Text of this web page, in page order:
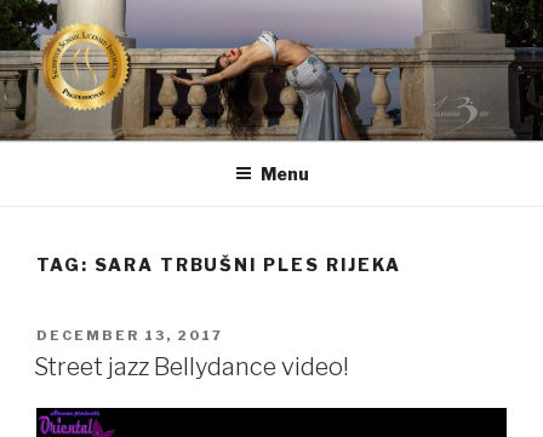
Skip
to
content
TRBUŠNA PLESAČICA SARA
CERTIFICIRANA TRBUŠNA PLESAČICA IZ RIJEKE
Menu
TAG: SARA TRBUŠNI PLES RIJEKA
POSTED
ON
DECEMBER 13, 2017
Street jazz Bellydance video!